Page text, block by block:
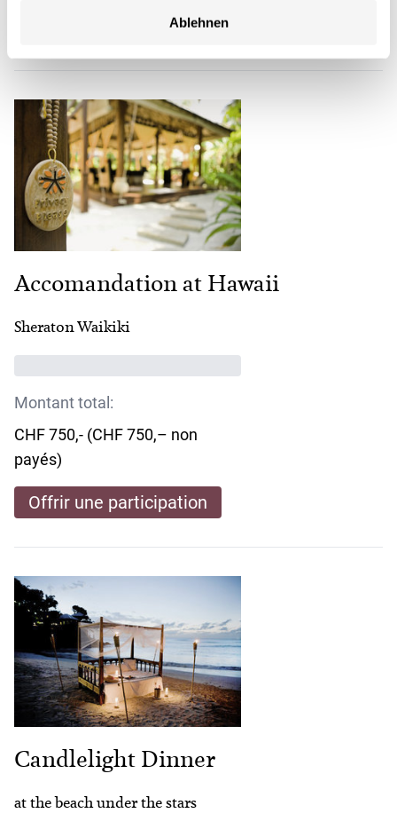
Ablehnen
Offrir une participation
Accomandation at Hawaii
Sheraton Waikiki
Montant total:
CHF 750,- (CHF 750,– non
payés)
Offrir une participation
Candlelight Dinner
at the beach under the stars